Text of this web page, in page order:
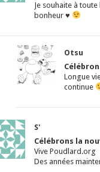
Je souhaite à
bonheur ♥
Otsu
Longue
continue
S'
Célébrons la
Vive Poudlard.org
Des années